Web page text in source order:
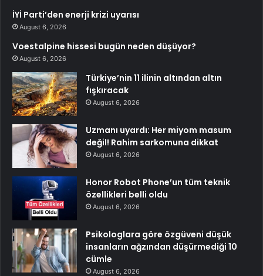
İYİ Parti’den enerji krizi uyarısı
August 6, 2026
Voestalpine hissesi bugün neden düşüyor?
August 6, 2026
Türkiye’nin 11 ilinin altından altın
fışkıracak
August 6, 2026
Uzmanı uyardı: Her miyom masum
değil! Rahim sarkomuna dikkat
August 6, 2026
Honor Robot Phone’un tüm teknik
özellikleri belli oldu
August 6, 2026
Psikologlara göre özgüveni düşük
insanların ağzından düşürmediği 10
cümle
August 6, 2026